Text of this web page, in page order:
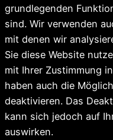
grundlegenden
sind. Wir verwenden
mit denen wir
Sie diese Website
mit Ihrer Zustimmung
haben auch die
deaktivieren. Das
kann sich jedoch auf
auswirken.